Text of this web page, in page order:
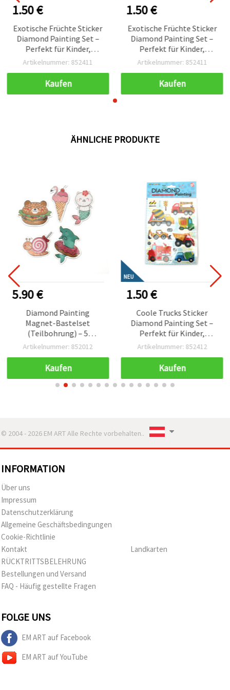
1.50 €
Exotische Früchte Sticker
Diamond Painting Set –
Perfekt für Kinder,
Sommer-Basteln &
Artikelnummer: 852411
Kaufen
1.50 €
Exotische Früchte Sticker
Diamond Painting Set –
Perfekt für Kinder,
Sommer-Basteln &
Artikelnummer: 852411
Kaufen
ÄHNLICHE PRODUKTE
5.90 €
Diamond Painting
Magnet-Bastelset
(Teilbohrung) – 5
gemischte Motive
Artikelnummer: 852012
Kaufen
NEU
1.50 €
Coole Trucks Sticker
Diamond Painting Set –
Perfekt für Kinder,
Fahrzeug-Motive &
(SCC209)
Artikelnummer: 852412
Kaufen
© 2004 - 2026 EM ART Alle Rechte vorbehalten..
INFORMATION
Über uns
Impressum
Datenschutzerklärung
Allgemeine Geschäftsbedingungen
Cookie-Richtlinie
Kontakt
RÜCKTRITTSBELEHRUNG
Bestellungen und Versand
FAQ - Häufig gestellte Fragen
Landkarten
FOLGE UNS
EM ART auf Facebook
EM ART auf YouTube